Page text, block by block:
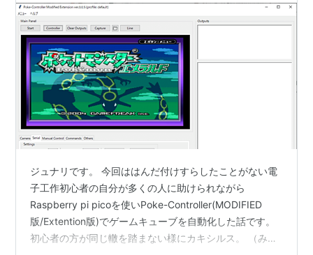
ジュナリです。 今回ははんだ付けすらしたことがない電
子工作初心者の自分が多くの人に助けられながら
Raspberry pi picoを使いPoke-Controller(MODIFIED
版/Extention版)でゲームキューブを自動化した話です。
初心者の方が同じ轍を踏まない様にカキシルス。 （みず